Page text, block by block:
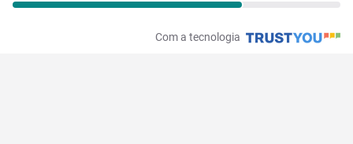
Com a tecnologia